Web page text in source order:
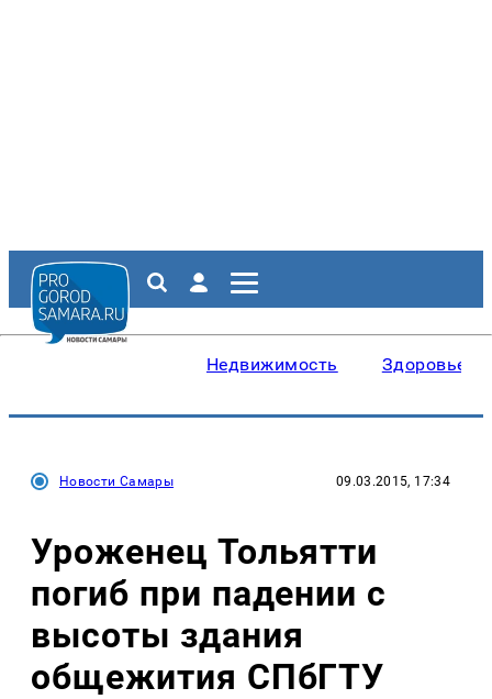
Недвижимость Здоровье
Новости Самары 09.03.2015, 17:34
Уроженец Тольятти
погиб при падении с
высоты здания
общежития СПбГТУ